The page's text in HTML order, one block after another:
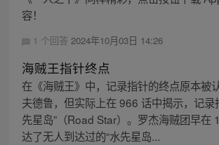
容！
1 个回答 2024年10月03日 14:26
海贼王指针终点
在《海贼王》中，记录指针的终点原本被
夫德鲁，但实际上在 966 话中揭示，记录
先星岛”（Road Star）。罗杰海贼团早在
达了无人到达过的“水先星岛...